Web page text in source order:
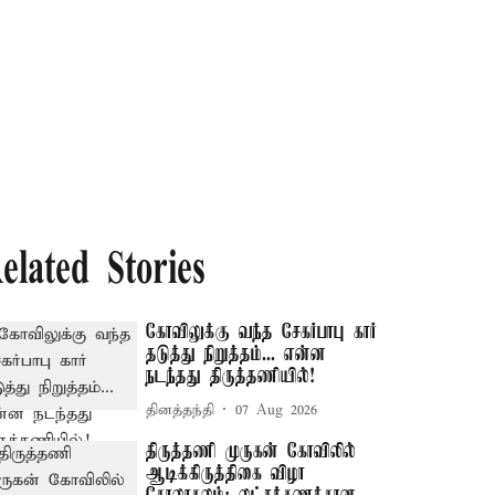
Stories
கோவிலுக்கு வந்த சேகர்பாபு கார்
தடுத்து நிறுத்தம்... என்ன
நடந்தது திருத்தணியில்!
தினத்தந்தி 07 Aug 2026
திருத்தணி முருகன் கோவிலில்
ஆடிக்கிருத்திகை விழா